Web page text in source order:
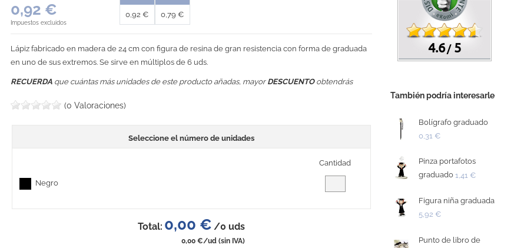
0,92 €
Impuestos excluidos
0,92 € 0,79 €
Lápiz fabricado en madera de 24 cm con figura de resina de gran resistencia con forma de graduada
en uno de sus extremos. Se sirve en múltiplos de 6 uds.
RECUERDA que cuántas más unidades de este producto añadas, mayor DESCUENTOobtendrás
(0 Valoraciones)
Seleccione el número de unidades
Cantidad
Negro
Total: 0,00 € /0 uds
0,00 €/ud(sin IVA)
4.6 /5
También podría interesarle
Bolígrafo graduado
0,31 €
Pinza portafotos
graduado 1,41 €
Figura niña graduada
5,92 €
Punto de libro de